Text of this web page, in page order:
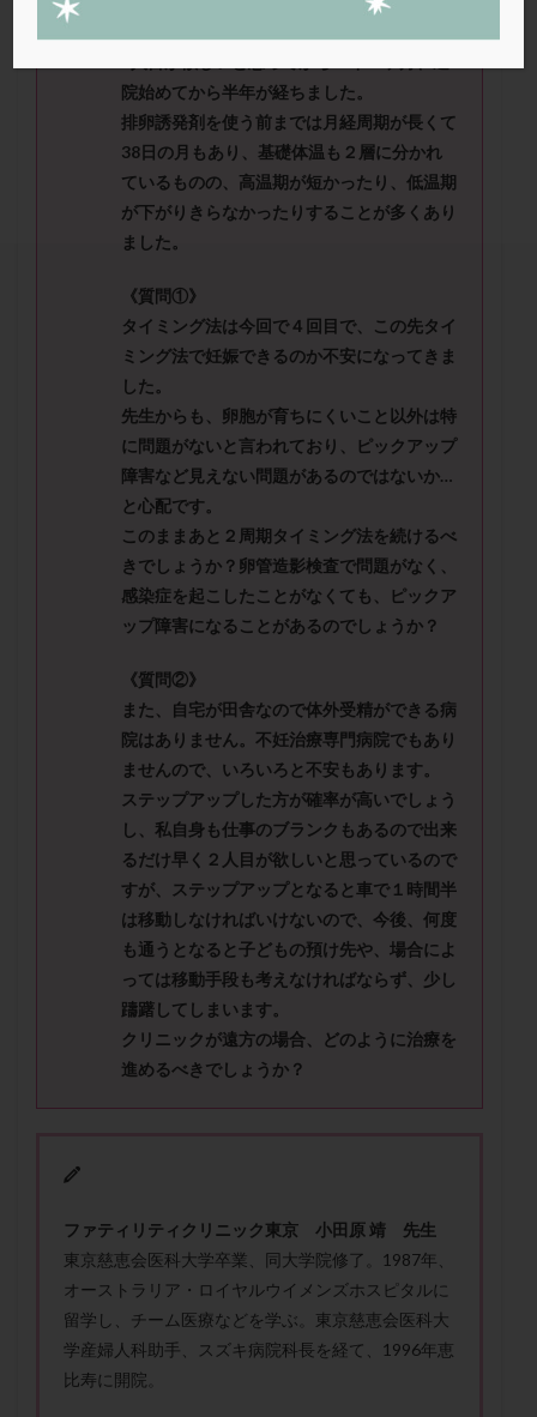
院始めてから半年が経ちました。
排卵誘発剤を使う前までは月経周期が長くて
38日の月もあり、基礎体温も２層に分かれ
ているものの、高温期が短かったり、低温期
が下がりきらなかったりすることが多くあり
ました。
《質問①》
タイミング法は今回で４回目で、この先タイ
ミング法で妊娠できるのか不安になってきま
した。
先生からも、卵胞が育ちにくいこと以外は特
に問題がないと言われており、ピックアップ
障害など見えない問題があるのではないか…
と心配です。
このままあと２周期タイミング法を続けるべ
きでしょうか？卵管造影検査で問題がなく、
感染症を起こしたことがなくても、
ピックア
ップ障害になることがあるのでしょうか？
《質問②》
また、自宅が田舎なので体外受精ができる病
院はありません。不妊治療専門病院でもあり
ませんので、いろいろと不安もあります。
ステップアップした方が確率が高いでしょう
し、私自身も仕事のブランクもあるので出来
るだけ早く２人目が欲しいと思っているので
すが、ステップアップとなると車で１時間半
は移動しなければいけないので、今後、何度
も通うとなると子どもの預け先や、場合によ
っては移動手段も考えなければならず、少し
躊躇してしまいます。
クリニックが遠方の場合、どのように治療を
進めるべきでしょうか？
ファティリティクリニック東京 小田原 靖 先生
東京慈恵会医科大学卒業、同大学院修了。1987年、
オーストラリア・ロイヤルウイメンズホスピタルに
留学し、チーム医療などを学ぶ。東京慈恵会医科大
学産婦人科助手、スズキ病院科長を経て、1996年恵
比寿に開院。
シリンジ法
スクラッチ
ステップアップ
ステップダウン
ストレス
スプリット
セカンドオピニオン
セックスレス
ダイエット
タイミング法
タイムラプス
ダイレクト分割
タクロリムス
チョコレート嚢胞
チラーヂン
トリオ検査
トリソミー
ネフローゼ症候群
ビタミンC
ビブラマイシン
フェマーラ
フォリスチム
ブセレリン点鼻薬
ブライダルチェック
フラグメント
プラセンタ
プラノバール
プレコンセプション
プレドニン
プレマリン
プログラフ
プロゲステロン
プロテイン
プロバイオティクス
ホルモン投与
ホルモン注射
ホルモン補充周期
ホルモン補充法
ホルモン補充療法
マイクロポリープ
マルチビタミン
ミトコンドリア
ラクトバチルス
リュープリン
リュープロレリン注射
ルトラール
レコベル
レトロゾール
レルミナ
ロバートソン
ロング法
一般不妊治療
下垂体不全
不妊 不妊検査
不妊治療
不妊治療後の過ごし方
不妊症
不妊鍼灸
不正出血 不眠
不育症
不育症検査
両側卵管切除術 両卵管閉塞
中絶
中隔子宮
主治医変更 乏精子症
乳がん
二人目不妊 二人目妊活
亜急性甲状腺炎
亜鉛 人工授精
低AMH
低グレード胚
低体重
先天性甲状腺機能低下症
先進医療
免疫異常
内膜スクラッチ
再発率 再開
凍結卵
凍結卵子
凍結卵移送 凍結精子
凍結胚
凍結胚盤胞
凍結胚移植
凍結胚移植移植
出産リスク